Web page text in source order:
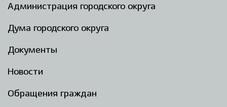
Администрация городского округа
Дума городского округа
Документы
Новости
Обращения граждан